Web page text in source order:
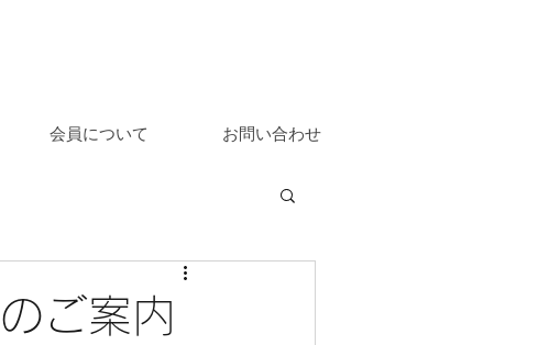
会員について お問い合わせ
ご案内